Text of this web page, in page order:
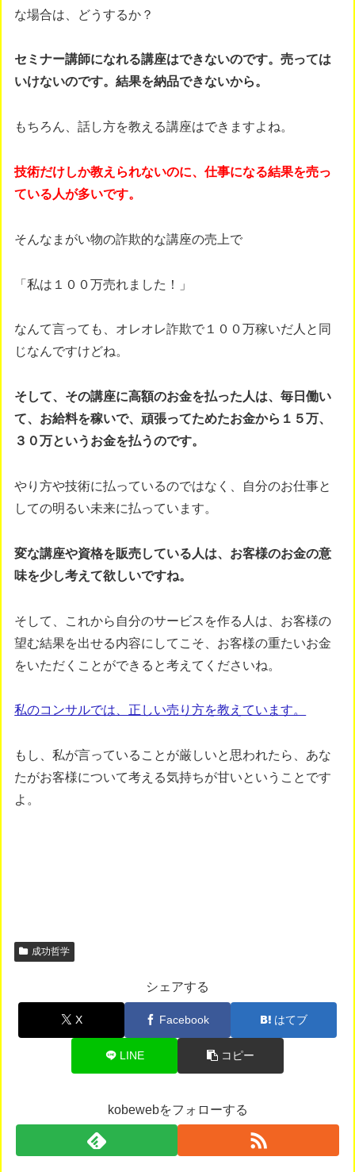
な場合は、どうするか？
セミナー講師になれる講座はできないのです。売っては
いけないのです。結果を納品できないから。
もちろん、話し方を教える講座はできますよね。
技術だけしか教えられないのに、仕事になる結果を売っ
ている人が多いです。
そんなまがい物の詐欺的な講座の売上で
「私は１００万売れました！」
なんて言っても、オレオレ詐欺で１００万稼いだ人と同
じなんですけどね。
そして、その講座に高額のお金を払った人は、毎日働い
て、お給料を稼いで、頑張ってためたお金から１５万、
３０万というお金を払うのです。
やり方や技術に払っているのではなく、自分のお仕事と
しての明るい未来に払っています。
変な講座や資格を販売している人は、お客様のお金の意
味を少し考えて欲しいですね。
そして、これから自分のサービスを作る人は、お客様の
望む結果を出せる内容にしてこそ、お客様の重たいお金
をいただくことができると考えてくださいね。
私のコンサルでは、正しい売り方を教えています。
もし、私が言っていることが厳しいと思われたら、あな
たがお客様について考える気持ちが甘いということです
よ。
成功哲学
シェアする
X Facebook はてブ
LINE コピー
kobewebをフォローする